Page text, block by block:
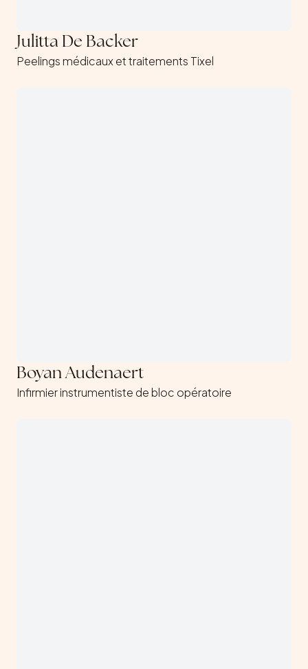
Julitta De Backer
Peelings médicaux et traitements Tixel
Boyan Audenaert
Infirmier instrumentiste de bloc opératoire